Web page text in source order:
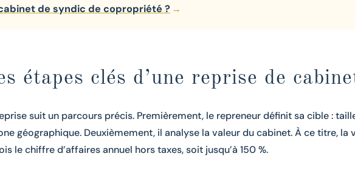
de syndic de copropriété ?
étapes clés d’une reprise de
suit un parcours précis. Premièrement, le repreneur définit sa cible :
géographique. Deuxièmement, il analyse la valeur du cabinet. À ce titre,
le chiffre d’affaires annuel hors taxes, soit jusqu’à 150 %.